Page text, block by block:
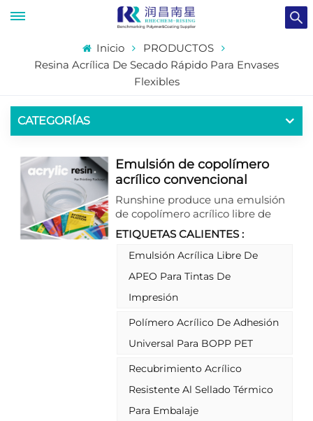
Inicio
PRODUCTOS
Resina Acrílica De Secado Rápido Para Envases
Flexibles
CATEGORÍAS
Emulsión de copolímero
acrílico convencional
diseñada para
recubrimiento de impresión
de envases
Runshine produce una emulsión
de copolímero acrílico libre de
solventes y APEO diseñada para
aplicaciones de impresión.
Nuestra resina acrílica posee una
excelente flexibilidad y
rendimiento anticalentamiento,
así como un polímero acrílico con
en varios sustratos plásticos como
HDPE, LDPE, BOPP, PVC, PET, etc.
secado rápido, buena resistencia
y buena capacidad de impresión.
ETIQUETAS CALIENTES :
Emulsión Acrílica Libre De
APEO Para Tintas De
Impresión
Polímero Acrílico De Adhesión
Universal Para BOPP PET
Recubrimiento Acrílico
Resistente Al Sellado Térmico
Para Embalaje